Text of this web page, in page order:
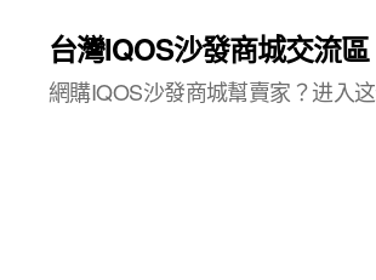
台灣IQOS沙發商城交流區
網購IQOS沙發商城幫賣家？进入